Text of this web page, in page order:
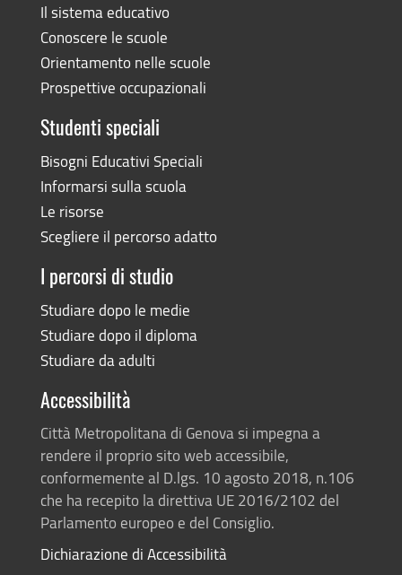
Il sistema educativo
Conoscere le scuole
Orientamento nelle scuole
Prospettive occupazionali
Studenti speciali
Bisogni Educativi Speciali
Informarsi sulla scuola
Le risorse
Scegliere il percorso adatto
I percorsi di studio
Studiare dopo le medie
Studiare dopo il diploma
Studiare da adulti
Accessibilità
Città Metropolitana di Genova si impegna a
rendere il proprio sito web accessibile,
conformemente al D.lgs. 10 agosto 2018, n.106
che ha recepito la direttiva UE 2016/2102 del
Parlamento europeo e del Consiglio.
Dichiarazione di Accessibilità